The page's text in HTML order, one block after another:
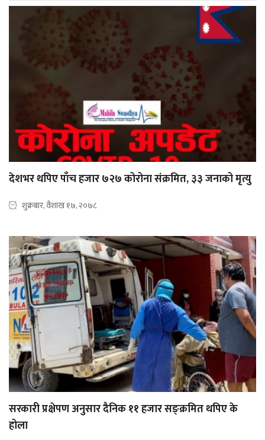
देशभर थपिए पाँच हजार ७२७ कोरोना संक्रमित, ३३ जनाको मृत्यु
शुक्रबार, वैशाख १७, २०७८
सरकारी प्रक्षेपण अनुसार दैनिक ११ हजार सङ्क्रमित थपिए के
होला